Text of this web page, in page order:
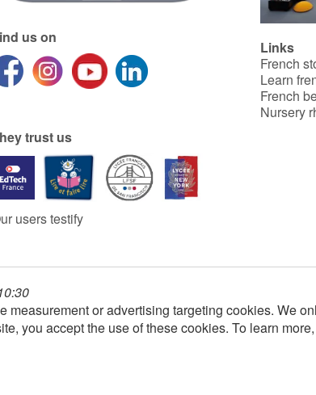
us on
trust us
users testify
Links
French
Learn
French
Nursery
measurement or advertising targeting cookies. We
you accept the use of these cookies. To learn